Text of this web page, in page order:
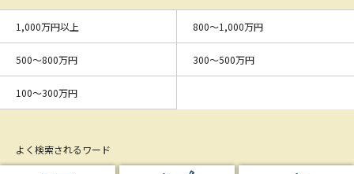
1,000万円以上 800〜1,000万円
500〜800万円 300〜500万円
100〜300万円
よく検索されるワード